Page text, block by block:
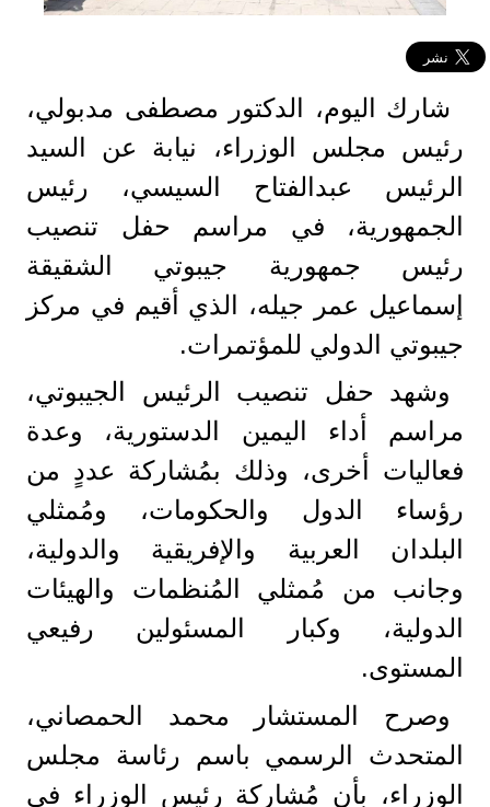
شارك اليوم، الدكتور مصطفى مدبولي،
رئيس مجلس الوزراء، نيابة عن السيد
الرئيس عبدالفتاح السيسي، رئيس
الجمهورية، في مراسم حفل تنصيب
رئيس جمهورية جيبوتي الشقيقة
إسماعيل عمر جيله، الذي أقيم في مركز
جيبوتي الدولي للمؤتمرات.
وشهد حفل تنصيب الرئيس الجيبوتي،
مراسم أداء اليمين الدستورية، وعدة
فعاليات أخرى، وذلك بمُشاركة عددٍ من
رؤساء الدول والحكومات، ومُمثلي
البلدان العربية والإفريقية والدولية،
وجانب من مُمثلي المُنظمات والهيئات
الدولية، وكبار المسئولين رفيعي
المستوى.
وصرح المستشار محمد الحمصاني،
المتحدث الرسمي باسم رئاسة مجلس
الوزراء، بأن مُشاركة رئيس الوزراء في